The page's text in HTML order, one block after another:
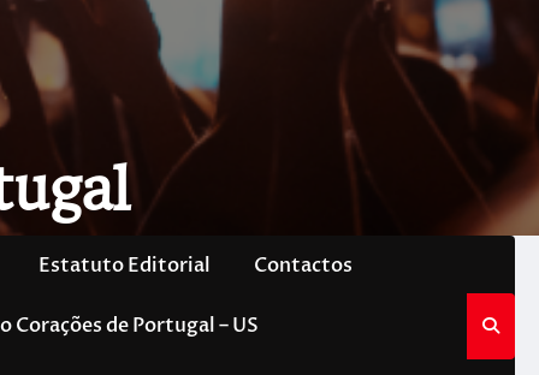
Estatuto Editorial Contactos
Corações de Portugal – US